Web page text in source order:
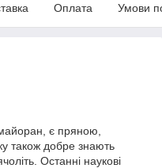
Оплата Умови
є пряною,
також добре знають
Останні наукові